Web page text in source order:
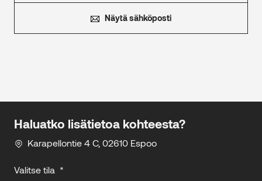
Näytä sähköposti
Haluatko lisätietoa kohteesta?
Karapellontie 4 C, 02610 Espoo
Valitse tila *